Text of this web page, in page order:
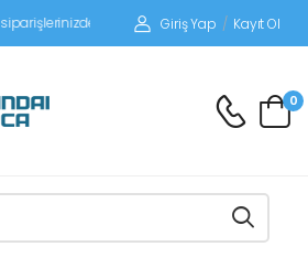
siparişleriniz alıcı ödemeli gönderilir.
Giriş Yap / Kayıt Ol
0